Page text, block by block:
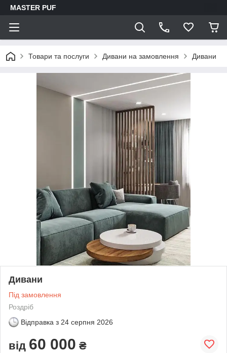
MASTER PUF
Товари та послуги Дивани на замовлення Дивани
Дивани
Під замовлення
Роздріб
Відправка з 24 серпня 2026
від 60 000 ₴